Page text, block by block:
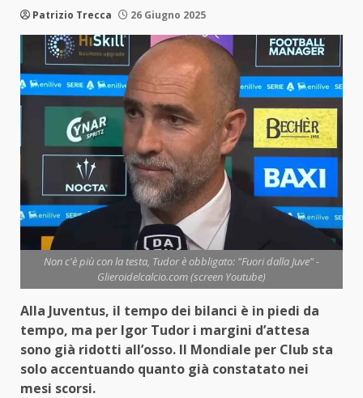
Patrizio Trecca 26 Giugno 2025
Non c'è più con la testa, Tudor è obbligato: "Fuori dalla Juve" -
Glieroidelcalcio.com (screen Youtube)
Alla Juventus, il tempo dei bilanci è in piedi da
tempo, ma per Igor Tudor i margini d’attesa
sono già ridotti all’osso. Il Mondiale per Club sta
solo accentuando quanto già constatato nei
mesi scorsi.